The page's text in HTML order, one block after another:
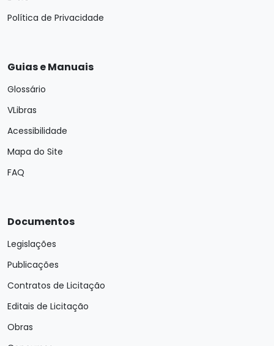
Política de Privacidade
Guias e Manuais
Glossário
VLibras
Acessibilidade
Mapa do Site
FAQ
Documentos
Legislações
Publicações
Contratos de Licitação
Editais de Licitação
Obras